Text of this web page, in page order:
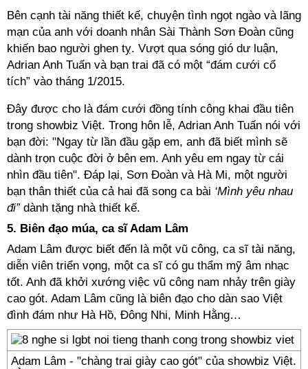
Bên cạnh tài năng thiết kế, chuyện tình ngọt ngào và lãng
mạn của anh với doanh nhân Sài Thành Sơn Đoàn cũng
khiến bao người ghen tỵ. Vượt qua sóng gió dư luận,
Adrian Anh Tuấn và bạn trai đã có một “đám cưới cổ
tích” vào tháng 1/2015.
Đây được cho là đám cưới đồng tính công khai đầu tiên
trong showbiz Việt. Trong hôn lễ, Adrian Anh Tuấn nói với
bạn đời: "Ngay từ lần đầu gặp em, anh đã biết mình sẽ
dành trọn cuộc đời ở bên em. Anh yêu em ngay từ cái
nhìn đầu tiên". Đáp lại, Sơn Đoàn và Hà Mi, một người
bạn thân thiết của cả hai đã song ca bài ‘Mình yêu nhau
đi”dành tặng nhà thiết kế.
5. Biên đạo múa, ca sĩ Adam Lâm
Adam Lâm được biết đến là một vũ công, ca sĩ tài năng,
diễn viên triển vọng, một ca sĩ có gu thẩm mỹ âm nhạc
tốt. Anh đã khởi xướng việc vũ công nam nhảy trên giày
cao gót. Adam Lâm cũng là biên đạo cho dàn sao Việt
đình đám như Hà Hồ, Đông Nhi, Minh Hằng…
Adam Lâm - "chàng trai giày cao gót" của showbiz Việt.